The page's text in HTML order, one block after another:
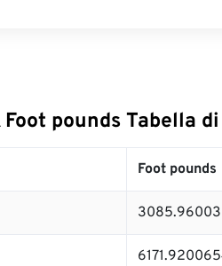
pounds Tabella
Foot pounds